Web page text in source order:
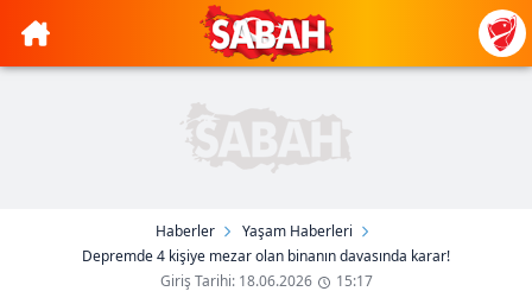
Haberler
Yaşam Haberleri
Depremde 4 kişiye mezar olan binanın davasında karar!
Giriş Tarihi: 18.06.2026
15:17